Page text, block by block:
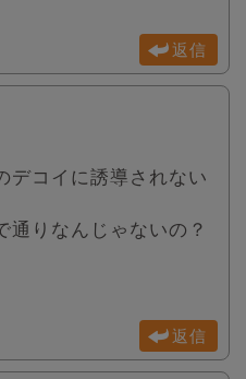
返信
デコイに誘導されない
通りなんじゃないの？
返信